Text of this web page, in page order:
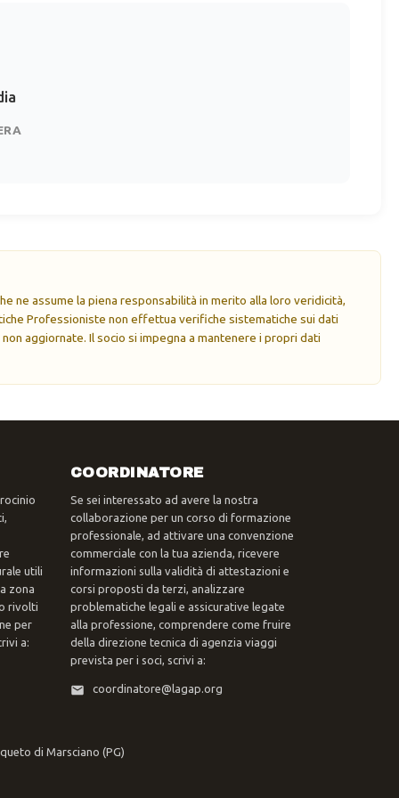
ne assume la piena responsabilità in merito alla loro veridicità,
Professioniste non effettua verifiche sistematiche sui dati
aggiornate. Il socio si impegna a mantenere i propri dati
utili
zona
rivolti
per
a:
COORDINATORE
Se sei interessato ad avere la nostra
collaborazione per un corso di formazione
professionale, ad attivare una convenzione
commerciale con la tua azienda, ricevere
informazioni sulla validità di attestazioni e
corsi proposti da terzi, analizzare
problematiche legali e assicurative legate
alla professione, comprendere come fruire
della direzione tecnica di agenzia viaggi
prevista per i soci, scrivi a:
coordinatore@lagap.org
di Marsciano (PG)